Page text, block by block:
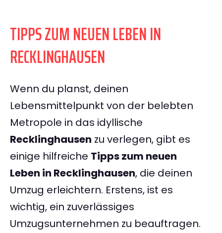
TIPPS ZUM NEUEN LEBEN IN
RECKLINGHAUSEN
Wenn du planst, deinen
Lebensmittelpunkt von der belebten
Metropole in das idyllische
Recklinghausen zu verlegen, gibt es
einige hilfreiche Tipps zum neuen
Leben in Recklinghausen, die deinen
Umzug erleichtern. Erstens, ist es
wichtig, ein zuverlässiges
Umzugsunternehmen zu beauftragen.